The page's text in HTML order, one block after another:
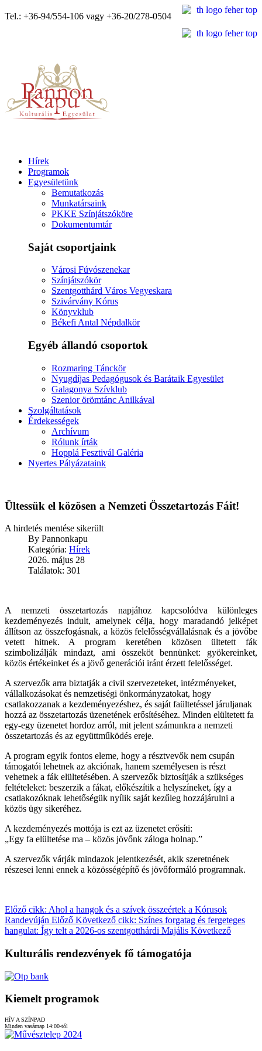
Tel.: +36-94/554-106 vagy +36-20/278-0504
Hírek
Programok
Egyesületünk
Bemutatkozás
Munkatársaink
PKKE Színjátszóköre
Dokumentumtár
Saját csoportjaink
Városi Fúvószenekar
Színjátszókör
Szentgotthárd Város Vegyeskara
Szivárvány Kórus
Könyvklub
Békefi Antal Népdalkör
Egyéb állandó csoportok
Rozmaring Tánckör
Nyugdíjas Pedagógusok és Barátaik Egyesület
Galagonya Szívklub
Szenior örömtánc Anilkával
Szolgáltatások
Érdekességek
Archívum
Rólunk írták
Hopplá Fesztivál Galéria
Nyertes Pályázataink
Ültessük el közösen a Nemzeti Összetartozás Fáit!
A hirdetés mentése sikerült
By Pannonkapu
Kategória: Hírek
2026. május 28
Találatok: 301
A nemzeti összetartozás napjához kapcsolódva különleges
kezdeményezés indult, amelynek célja, hogy maradandó jelképet
állítson az összefogásnak, a közös felelősségvállalásnak és a jövőbe
vetett hitnek. A program keretében közösen ültetett fák
szimbolizálják mindazt, ami összeköt bennünket: gyökereinket,
közös értékeinket és a jövő generációi iránt érzett felelősséget.
A szervezők arra biztatják a civil szervezeteket, intézményeket,
vállalkozásokat és nemzetiségi önkormányzatokat, hogy
csatlakozzanak a kezdeményezéshez, és saját faültetéssel járuljanak
hozzá az összetartozás üzenetének erősítéséhez. Minden elültetett fa
egy-egy üzenetet hordoz arról, mit jelent számunkra a nemzeti
összetartozás és az együttműködés ereje.
A program egyik fontos eleme, hogy a résztvevők nem csupán
támogatói lehetnek az akciónak, hanem személyesen is részt
vehetnek a fák elültetésében. A szervezők biztosítják a szükséges
feltételeket: beszerzik a fákat, előkészítik a helyszíneket, így a
csatlakozóknak lehetőségük nyílik saját kezűleg hozzájárulni a
közös ügy sikeréhez.
A kezdeményezés mottója is ezt az üzenetet erősíti:
„Egy fa elültetése ma – közös jövőnk záloga holnap.”
A szervezők várják mindazok jelentkezését, akik szeretnének
részesei lenni ennek a közösségépítő és jövőformáló programnak.
Előző cikk: Ahol a hangok és a szívek összeértek a Kórusok
Randevúján Előző Következő cikk: Színes forgatag és fergeteges
hangulat: Így telt a 2026-os szentgotthárdi Majális Következő
Kulturális rendezvények fő támogatója
Kiemelt programok
HÍV A SZÍNPAD
Minden vasárnap 14:00-tól